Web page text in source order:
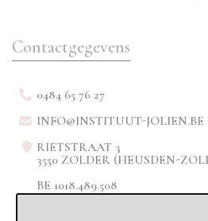
Contactgegevens
0484 65 76 27
INFO@INSTITUUT-JOLIEN.BE
RIETSTRAAT 3
3550 ZOLDER (HEUSDEN-
BE 1018.489.508